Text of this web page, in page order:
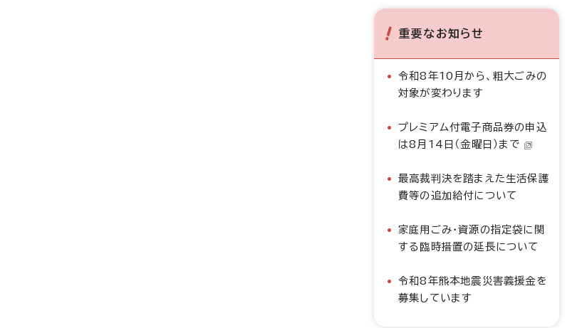
重要なお知らせ
令和8年10月から、粗大ごみの
対象が変わります
プレミアム付電子商品券の申込
は8月14日（金曜日）まで
最高裁判決を踏まえた生活保護
費等の追加給付について
家庭用ごみ・資源の指定袋に関
する臨時措置の延長について
令和8年熊本地震災害義援金を
募集しています